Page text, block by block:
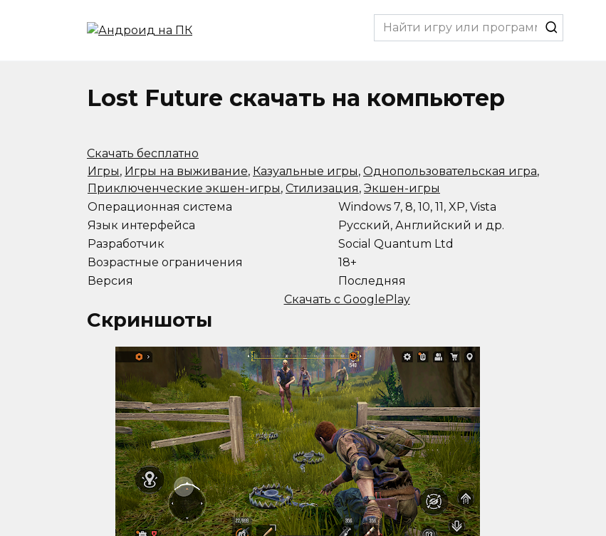
Search
for:
Lost Future скачать на компьютер
Скачать бесплатно
Игры, Игры на выживание, Казуальные игры, Однопользовательская игра,
Приключенческие экшен-игры, Стилизация, Экшен-игры
Операционная система
Windows 7, 8, 10, 11, XP, Vista
Язык интерфейса
Русский, Английский и др.
Разработчик
Social Quantum Ltd
Возрастные ограничения
18+
Версия
Последняя
Скачать с GooglePlay
Скриншоты